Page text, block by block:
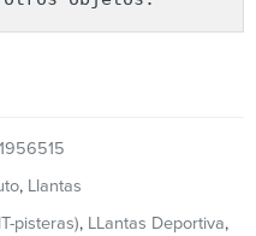
, Llantas
pisteras), LLantas Deportiva,